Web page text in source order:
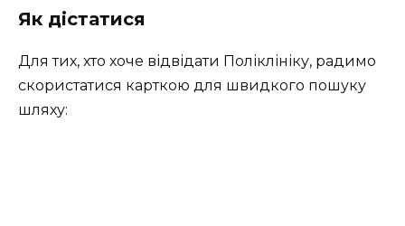
Як дістатися
Для тих, хто хоче відвідати Поліклініку, радимо
скористатися карткою для швидкого пошуку
шляху: